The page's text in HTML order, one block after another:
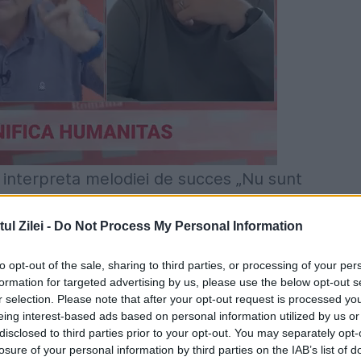
Zilei - Do Not Process My Personal Information
opt-out of the sale, sharing to third parties, or processing of your
for targeted advertising by us, please use the below opt-out
selection. Please note that after your opt-out request is processed
interest-based ads based on personal information utilized by us
to third parties prior to your opt-out. You may separately
of your personal information by third parties on the IAB’s list of
melodiei de succes „Nu sunt
explicativ:
din preferințele televiziunilor și a
interviu pentru a ajuta un băiat grav bolnav
cazul tânărului și să-l ajute să aiba